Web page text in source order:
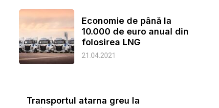
Economie de până la
10.000 de euro anual din
folosirea LNG
21.04.2021
Transportul atarna greu la